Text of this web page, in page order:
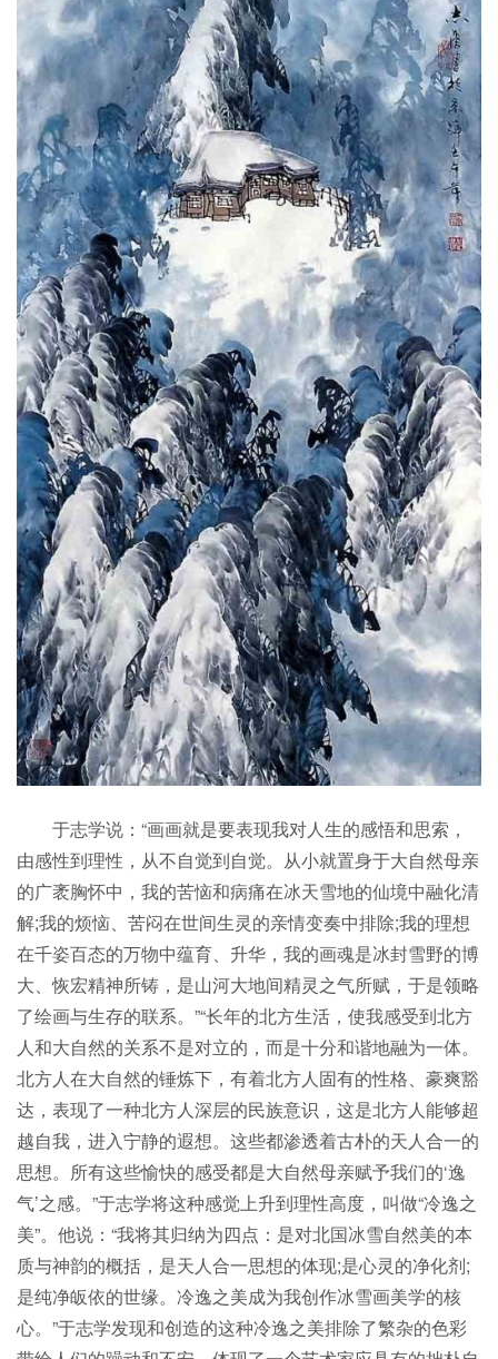
于志学说：“画画就是要表现我对人生的感悟和思索，
由感性到理性，从不自觉到自觉。从小就置身于大自然母亲
的广袤胸怀中，我的苦恼和病痛在冰天雪地的仙境中融化清
解;我的烦恼、苦闷在世间生灵的亲情变奏中排除;我的理想
在千姿百态的万物中蕴育、升华，我的画魂是冰封雪野的博
大、恢宏精神所铸，是山河大地间精灵之气所赋，于是领略
了绘画与生存的联系。”“长年的北方生活，使我感受到北方
人和大自然的关系不是对立的，而是十分和谐地融为一体。
北方人在大自然的锤炼下，有着北方人固有的性格、豪爽豁
达，表现了一种北方人深层的民族意识，这是北方人能够超
越自我，进入宁静的遐想。这些都渗透着古朴的天人合一的
思想。所有这些愉快的感受都是大自然母亲赋予我们的‘逸
气’之感。”于志学将这种感觉上升到理性高度，叫做“冷逸之
美”。他说：“我将其归纳为四点：是对北国冰雪自然美的本
质与神韵的概括，是天人合一思想的体现;是心灵的净化剂;
是纯净皈依的世缘。冷逸之美成为我创作冰雪画美学的核
心。”于志学发现和创造的这种冷逸之美排除了繁杂的色彩